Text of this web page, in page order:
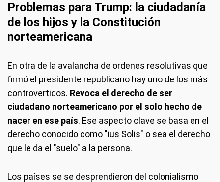
Problemas para Trump: la ciudadanía
de los hijos y la Constitución
norteamericana
En otra de la avalancha de ordenes resolutivas que
firmó el presidente republicano hay uno de los más
controvertidos. Revoca el derecho de ser
ciudadano norteamericano por el solo hecho de
nacer en ese país. Ese aspecto clave se basa en el
derecho conocido como "ius Solis" o sea el derecho
que le da el "suelo" a la persona.
Los países se se desprendieron del colonialismo